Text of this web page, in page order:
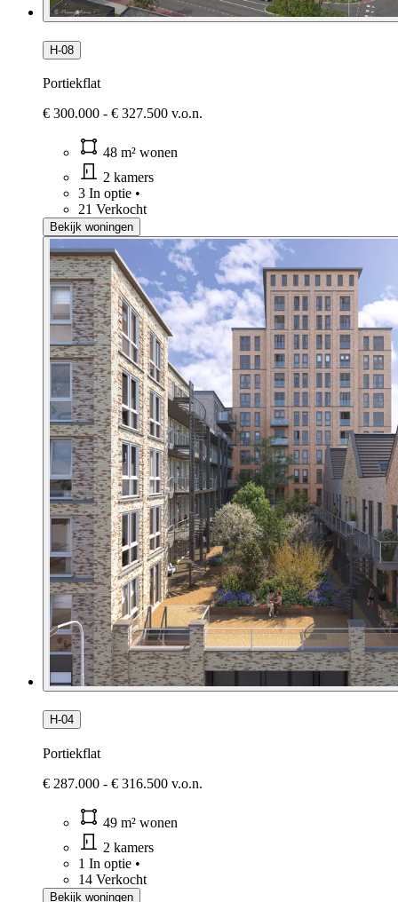
H-08
Portiekflat
€ 300.000 - € 327.500 v.o.n.
48 m² wonen
2 kamers
3 In optie •
21 Verkocht
Bekijk woningen
H-04
Portiekflat
€ 287.000 - € 316.500 v.o.n.
49 m² wonen
2 kamers
1 In optie •
14 Verkocht
Bekijk woningen